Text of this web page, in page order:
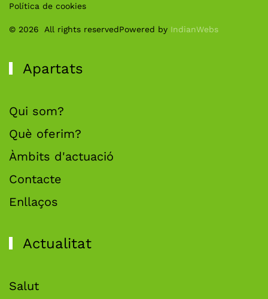
Política de cookies
© 2026 All rights reservedPowered by IndianWebs
Apartats
Qui som?
Què oferim?
Àmbits d'actuació
Contacte
Enllaços
Actualitat
Salut